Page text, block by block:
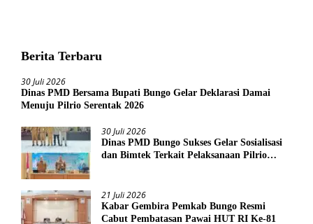
Berita Terbaru
30 Juli 2026
Dinas PMD Bersama Bupati Bungo Gelar Deklarasi Damai
Menuju Pilrio Serentak 2026
30 Juli 2026
Dinas PMD Bungo Sukses Gelar Sosialisasi
dan Bimtek Terkait Pelaksanaan Pilrio
21 Juli 2026
Kabar Gembira Pemkab Bungo Resmi
Cabut Pembatasan Pawai HUT RI Ke-81